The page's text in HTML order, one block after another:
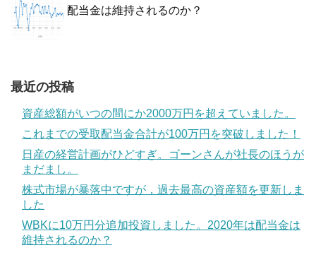
配当金は維持されるのか？
最近の投稿
資産総額がいつの間にか2000万円を超えていました。
これまでの受取配当金合計が100万円を突破しました！
日産の経営計画がひどすぎ。ゴーンさんが社長のほうが
まだまし。
株式市場が暴落中ですが，過去最高の資産額を更新しま
した
WBKに10万円分追加投資しました。2020年は配当金は
維持されるのか？